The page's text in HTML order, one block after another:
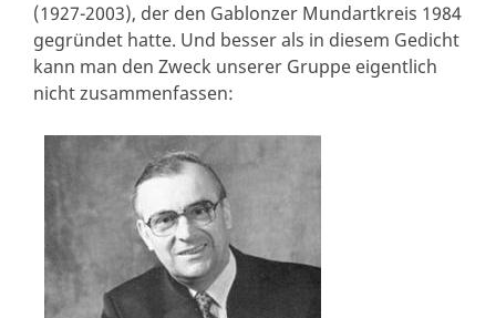
(1927-2003), der den Gablonzer Mundartkreis 1984
gegründet hatte. Und besser als in diesem Gedicht
kann man den Zweck unserer Gruppe eigentlich
nicht zusammenfassen: